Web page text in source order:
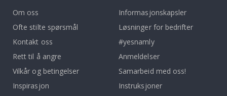
Om oss
Ofte stilte spørsmål
Kontakt oss
Rett til å angre
Vilkår og betingelser
Inspirasjon
Informasjonskapsler
Løsninger for bedrifter
#yesnamly
Anmeldelser
Samarbeid med oss!
Instruksjoner